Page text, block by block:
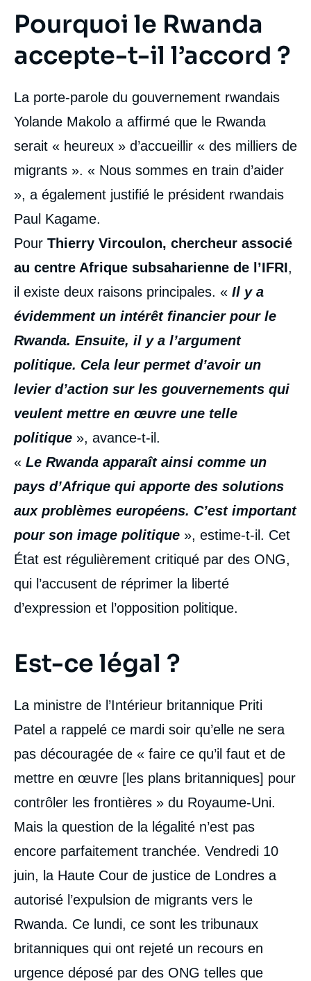
Pourquoi le Rwanda
accepte-t-il l’accord ?
La porte-parole du gouvernement rwandais
Yolande Makolo a affirmé que le Rwanda
serait « heureux » d’accueillir « des milliers de
migrants ». « Nous sommes en train d’aider
», a également justifié le président rwandais
Paul Kagame.
Pour Thierry Vircoulon, chercheur associé
au centre Afrique subsaharienne de l’IFRI,
il existe deux raisons principales. « Il y a
évidemment un intérêt financier pour le
Rwanda. Ensuite, il y a l’argument
politique. Cela leur permet d’avoir un
levier d’action sur les gouvernements qui
veulent mettre en œuvre une telle
politique », avance-t-il.
« Le Rwanda apparaît ainsi comme un
pays d’Afrique qui apporte des solutions
aux problèmes européens. C’est important
pour son image politique », estime-t-il. Cet
État est régulièrement critiqué par des ONG,
qui l’accusent de réprimer la liberté
d’expression et l’opposition politique.
Est-ce légal ?
La ministre de l’Intérieur britannique Priti
Patel a rappelé ce mardi soir qu’elle ne sera
pas découragée de « faire ce qu’il faut et de
mettre en œuvre [les plans britanniques] pour
contrôler les frontières » du Royaume-Uni.
Mais la question de la légalité n’est pas
encore parfaitement tranchée. Vendredi 10
juin, la Haute Cour de justice de Londres a
autorisé l’expulsion de migrants vers le
Rwanda. Ce lundi, ce sont les tribunaux
britanniques qui ont rejeté un recours en
urgence déposé par des ONG telles que